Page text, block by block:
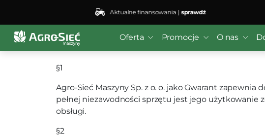
Aktualne finansowania |sprawdź
Oferta Promocje O nas
Warunki gwarancji maszyn
§1
Agro-Sieć Maszyny Sp. z o. o. jako Gwarant
pełnej niezawodności sprzętu jest jego
obsługi.
§2